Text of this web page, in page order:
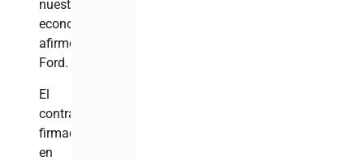
nuestra
economía»,
afirmó
Ford.
El
contrato,
firmado
en